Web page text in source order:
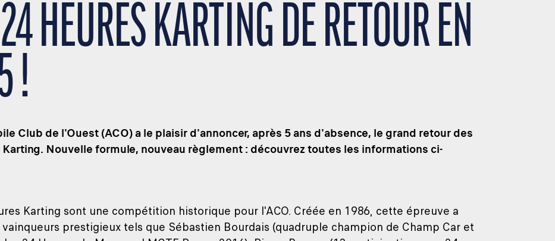
HEURES KARTING DE RETOUR EN
!
Club de l'Ouest (ACO) a le plaisir d'annoncer, après 5 ans d'absence, le grand retour des
Nouvelle formule, nouveau règlement : découvrez toutes les informations ci-
Karting sont une compétition historique pour l'ACO. Créée en 1986, cette épreuve a
prestigieux tels que Sébastien Bourdais (quadruple champion de Champ Car et